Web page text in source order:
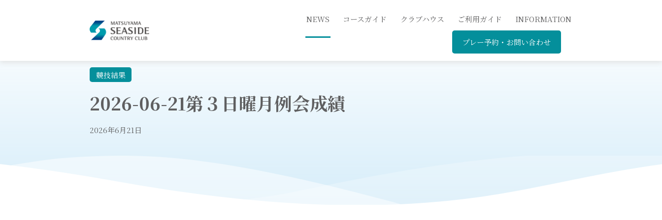
NEWS コースガイド クラブハウス ご利用ガイド INFORMATION
プレー予約・お問い合わせ
競技結果
2026-06-21第３日曜月例会成績
2026年6月21日